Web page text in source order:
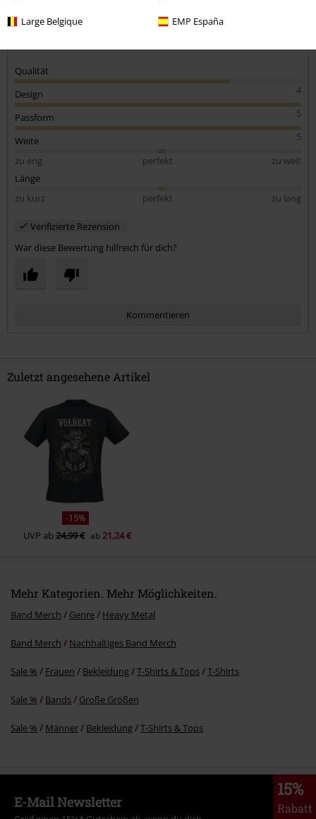
Large Belgique EMP España
Qualität
4
Design
5
Passform
5
Weite
zu eng
perfekt
zu weit
Länge
zu kurz
perfekt zu lang
Verifizierte Rezension
War diese Bewertung hilfreich für dich?
Kommentieren
Kommentar jetzt abschicken!
Zuletzt angesehene Artikel
-15%
UVP ab24,99 € ab 21,24 €
Mehr Kategorien. Mehr Möglichkeiten.
Band Merch Genre Heavy Metal
Band Merch Nachhaltiges Band Merch
Sale % Frauen Bekleidung T-Shirts & Tops T-Shirts
Sale % Bands Große Größen
Sale % Männer Bekleidung T-Shirts & Tops
15%
Rabatt
E-Mail Newsletter